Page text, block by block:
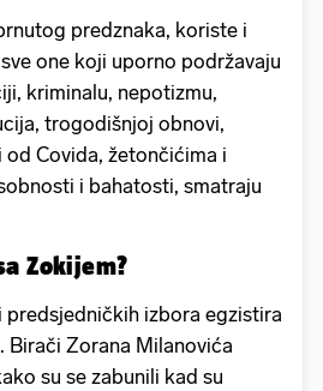
predznaka, koriste i
one koji uporno podržavaju
kriminalu, nepotizmu,
trogodišnjoj obnovi,
Covida, žetončićima i
i bahatosti, smatraju
Zokijem?
predsjedničkih izbora egzistira
Birači Zorana Milanovića
su se zabunili kad su